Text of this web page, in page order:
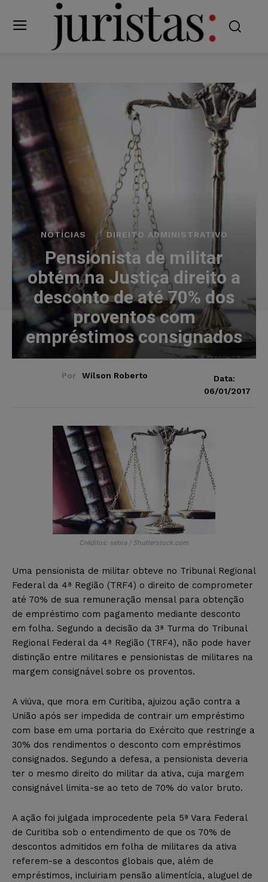
NOTÍCIAS DIREITO ADMINISTRATIVO
Pensionista de militar
obtém na Justiça direito a
desconto de até 70% dos
proventos com
empréstimos consignados
Por Wilson Roberto
Data:
06/01/2017
Créditos: sebra / Shutterstock.com
Uma pensionista de militar obteve no Tribunal Regional
Federal da 4ª Região (TRF4) o direito de comprometer
até 70% de sua remuneração mensal para obtenção
de empréstimo com pagamento mediante desconto
em folha. Segundo a decisão da 3ª Turma do Tribunal
Regional Federal da 4ª Região (TRF4), não pode haver
distinção entre militares e pensionistas de militares na
margem consignável sobre os proventos.
A viúva, que mora em Curitiba, ajuizou ação contra a
União após ser impedida de contrair um empréstimo
com base em uma portaria do Exército que restringe a
30% dos rendimentos o desconto com empréstimos
consignados. Segundo a defesa, a pensionista deveria
ter o mesmo direito do militar da ativa, cuja margem
consignável limita-se ao teto de 70% do valor bruto.
A ação foi julgada improcedente pela 5ª Vara Federal
de Curitiba sob o entendimento de que os 70% de
descontos admitidos em folha de militares da ativa
referem-se a descontos globais que, além de
empréstimos, incluiriam pensão alimentícia, aluguel de